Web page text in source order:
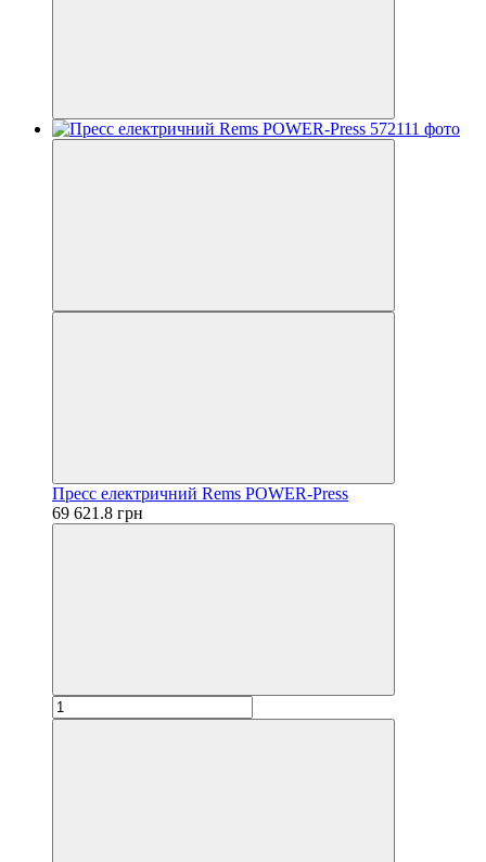
Пресс електричний Rems POWER-Press
69 621.8 грн